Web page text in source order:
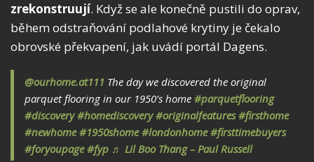
zrekonstruují. Když se ale konečně pustili do oprav,
během odstraňování podlahové krytiny je čekalo
obrovské překvapení, jak uvádí portál Dagens.
@ourhome.at111 The day we discovered the original
parquet flooring in our 1950’s home #parquetflooring
#discovery #homediscovery #originalfeatures #firsthome
#newhome #1950shome #londonhome #firsttimebuyers
#foryoupage #fyp ♬ Lil Boo Thang – Paul Russell